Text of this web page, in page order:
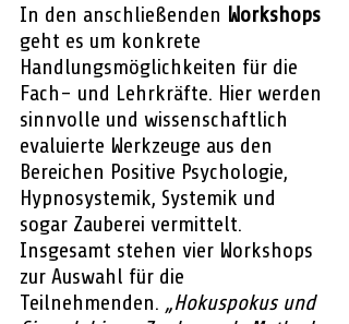
In den anschließenden Workshops
geht es um konkrete
Handlungsmöglichkeiten für die
Fach- und Lehrkräfte. Hier werden
sinnvolle und wissenschaftlich
evaluierte Werkzeuge aus den
Bereichen Positive Psychologie,
Hypnosystemik, Systemik und
sogar Zauberei vermittelt.
Insgesamt stehen vier Workshops
zur Auswahl für die
Teilnehmenden. „Hokuspokus und